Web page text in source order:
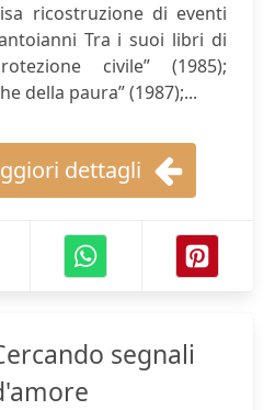
ricostruzione di eventi
Tra i suoi libri di
civile” (1985);
della paura” (1987);...
dettagli
segnali